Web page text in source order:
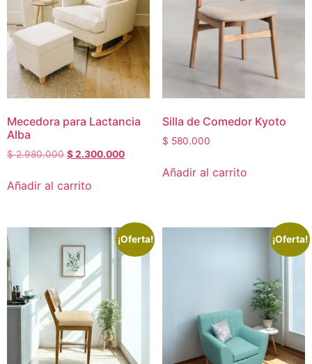
Mecedora para Lactancia
Alba
$2.980.000 $2.300.000
Añadir al carrito
Silla de Comedor Kyoto
$ 580.000
Añadir al carrito
¡Oferta! ¡Oferta!